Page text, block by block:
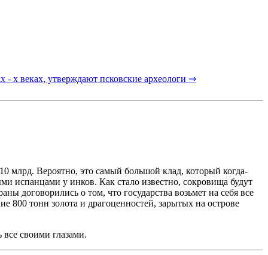
- x веках, утверждают псковские археологи ⇒
млрд. Вероятно, это самый большой клад, который когда-
испанцами у инков. Как стало известно, сокровища будут
договорились о том, что государства возьмет на себя все
800 тонн золота и драгоценностей, зарытых на острове
своими глазами.